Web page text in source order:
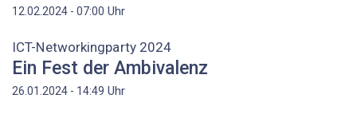
12.02.2024 - 07:00 Uhr
ICT-Networkingparty 2024
Ein Fest der Ambivalenz
26.01.2024 - 14:49 Uhr